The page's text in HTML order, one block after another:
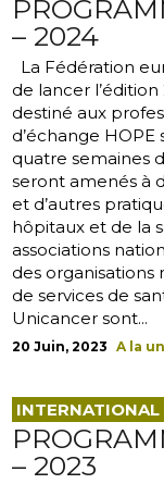
– 2024
La Fédération
de lancer
destiné aux
d’échange HOPE
quatre semaines
seront amenés à
et d’autres
hôpitaux et de la
associations
des organisations
de services de
Unicancer sont...
20 Juin, 2023 A la
INTERNATIONAL
– 2023